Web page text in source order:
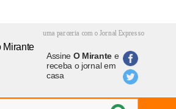
uma parceria com o Jornal Expresso
Assine O Mirantee
receba o jornal em
casa